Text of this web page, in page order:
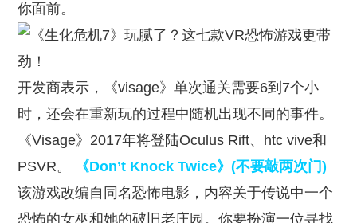
你面前。
开发商表示，《visage》单次通关需要6到7个小
时，还会在重新玩的过程中随机出现不同的事件。
《Visage》2017年将登陆Oculus Rift、htc vive和
PSVR。
《Don’t Knock Twice》(不要敲两次门)
该游戏改编自同名恐怖电影，内容关于传说中一个
恐怖的女巫和她的破旧老庄园。你要扮演一位寻找